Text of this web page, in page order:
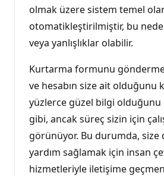
olmak üzere sistem temel
otomatikleştirilmiştir, bu
veya yanlışlıklar olabilir.
Kurtarma formunu
ve hesabın size ait olduğunu
yüzlerce güzel bilgi
gibi, ancak süreç sizin için
görünüyor. Bu durumda, size
yardım sağlamak için insan
hizmetleriyle iletişime